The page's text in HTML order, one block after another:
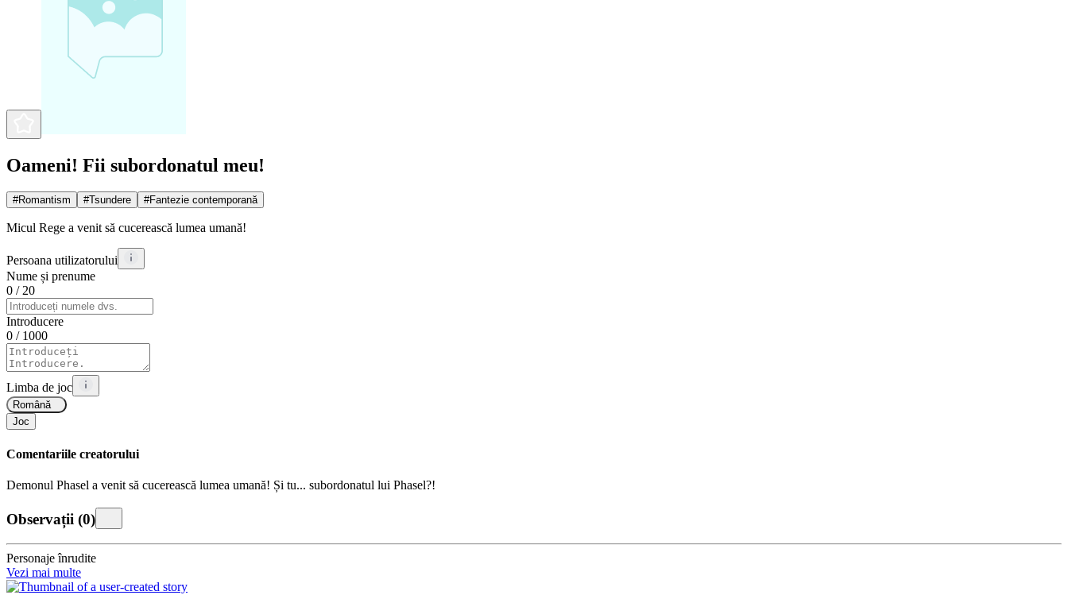
Oameni! Fii subordonatul meu!
#Romantism #Tsundere #Fantezie contemporană
Micul Rege a venit să cucerească lumea umană!
Persoana utilizatorului
Nume și prenume
0 / 20
Introducere
0 / 1000
Limba de joc
Română
Joc
Comentariile creatorului
Demonul Phasel a venit să cucerească lumea umană! Și tu... subordonatul lui Phasel?!
Observații (0)
Personaje înrudite
Vezi mai multe